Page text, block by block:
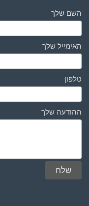
השם שלך
האימייל שלך
טלפון
ההודעה שלך